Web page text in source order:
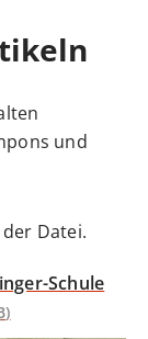
und
Datei.
Schule
)